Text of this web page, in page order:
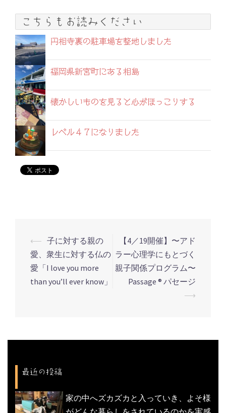
こちらもお読みください
円相寺裏の駐車場を整地しました
福岡県新宮町にある相島
懐かしいものを見ると心がほっこりする
レベル４７になりました
投
稿
ナ
シ
ン
⟵ 子に対する親の
愛、衆生に対する仏の
愛「I love you more
than you’ll ever know」
【4／19開催】〜アド
ラー心理学にもとづく
親子関係プログラム〜
Passage ® パセージ
⟶
最近の投稿
家の中へズカズカと入っていき、よそ様